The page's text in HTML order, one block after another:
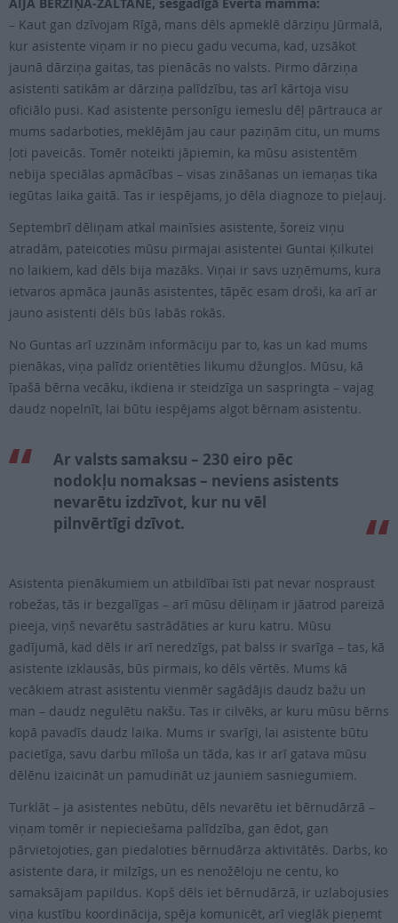
– Kaut gan dzīvojam Rīgā, mans dēls apmeklē dārziņu Jūrmalā,
kur asistente viņam ir no piecu gadu vecuma, kad, uzsākot
jaunā dārziņa gaitas, tas pienācās no valsts. Pirmo dārziņa
asistenti satikām ar dārziņa palīdzību, tas arī kārtoja visu
oficiālo pusi. Kad asistente personīgu iemeslu dēļ pārtrauca ar
mums sadarboties, meklējām jau caur paziņām citu, un mums
ļoti paveicās. Tomēr noteikti jāpiemin, ka mūsu asistentēm
nebija speciālas apmācības – visas zināšanas un iemaņas tika
iegūtas laika gaitā. Tas ir iespējams, jo dēla diagnoze to pieļauj.
Septembrī dēliņam atkal mainīsies asistente, šoreiz viņu
atradām, pateicoties mūsu pirmajai asistentei Guntai Ķilkutei
no laikiem, kad dēls bija mazāks. Viņai ir savs uzņēmums, kura
ietvaros apmāca jaunās asistentes, tāpēc esam droši, ka arī ar
jauno asistenti dēls būs labās rokās.
No Guntas arī uzzinām informāciju par to, kas un kad mums
pienākas, viņa palīdz orientēties likumu džungļos. Mūsu, kā
īpašā bērna vecāku, ikdiena ir steidzīga un saspringta – vajag
daudz nopelnīt, lai būtu iespējams algot bērnam asistentu.
Ar valsts samaksu – 230 eiro pēc
nodokļu nomaksas – neviens asistents
nevarētu izdzīvot, kur nu vēl
pilnvērtīgi dzīvot.
Asistenta pienākumiem un atbildībai īsti pat nevar nospraust
robežas, tās ir bezgalīgas – arī mūsu dēliņam ir jāatrod pareizā
pieeja, viņš nevarētu sastrādāties ar kuru katru. Mūsu
gadījumā, kad dēls ir arī neredzīgs, pat balss ir svarīga – tas, kā
asistente izklausās, būs pirmais, ko dēls vērtēs. Mums kā
vecākiem atrast asistentu vienmēr sagādājis daudz bažu un
man – daudz negulētu nakšu. Tas ir cilvēks, ar kuru mūsu bērns
kopā pavadīs daudz laika. Mums ir svarīgi, lai asistente būtu
pacietīga, savu darbu mīloša un tāda, kas ir arī gatava mūsu
dēlēnu izaicināt un pamudināt uz jauniem sasniegumiem.
Turklāt – ja asistentes nebūtu, dēls nevarētu iet bērnudārzā –
viņam tomēr ir nepieciešama palīdzība, gan ēdot, gan
pārvietojoties, gan piedaloties bērnudārza aktivitātēs. Darbs, ko
asistente dara, ir milzīgs, un es nenožēloju ne centu, ko
samaksājam papildus. Kopš dēls iet bērnudārzā, ir uzlabojusies
viņa kustību koordinācija, spēja komunicēt, arī vieglāk pieņemt